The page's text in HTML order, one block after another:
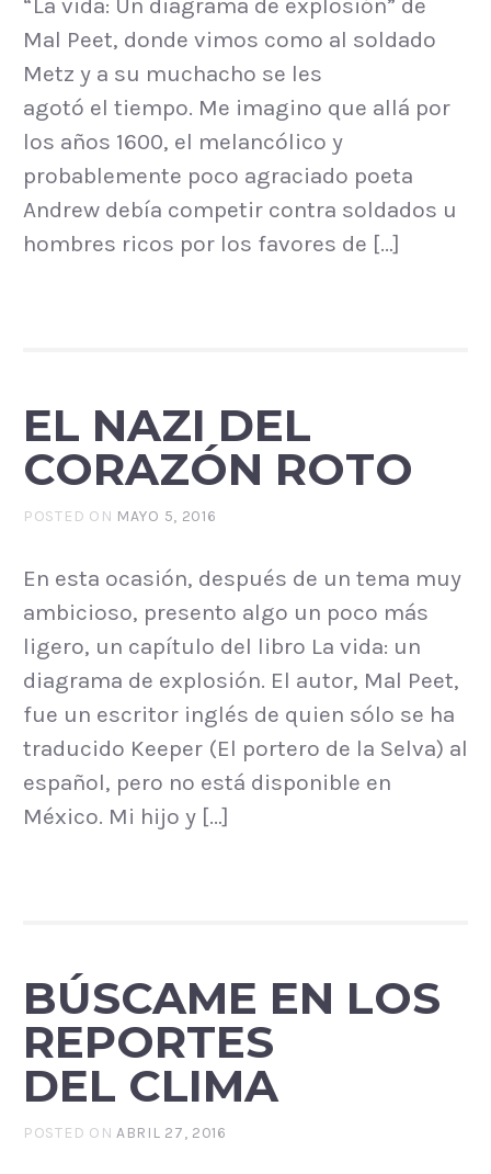
“La vida: Un diagrama de explosión” de
Mal Peet, donde vimos como al soldado
Metz y a su muchacho se les
agotó el tiempo. Me imagino que allá por
los años 1600, el melancólico y
probablemente poco agraciado poeta
Andrew debía competir contra soldados u
hombres ricos por los favores de […]
EL NAZI DEL
CORAZÓN ROTO
POSTED ON MAYO 5, 2016
En esta ocasión, después de un tema muy
ambicioso, presento algo un poco más
ligero, un capítulo del libro La vida: un
diagrama de explosión. El autor, Mal Peet,
fue un escritor inglés de quien sólo se ha
traducido Keeper (El portero de la Selva) al
español, pero no está disponible en
México. Mi hijo y […]
BÚSCAME EN LOS
REPORTES
DEL CLIMA
POSTED ONABRIL 27, 2016